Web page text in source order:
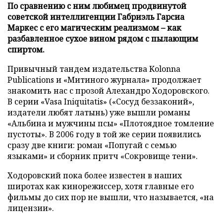
По сравнению с ним любимец продвинутой
советской интеллигенции Габриэль Гарсиа
Маркес с его магическим реализмом – как
разбавленное сухое вином рядом с пылающим
спиртом.
Привычный тандем издательства Kolonna
Publications и «Митиного журнала» продолжает
знакомить нас с прозой Алехандро Ходоровского.
В серии «Vasa Iniquitatis» («Сосуд беззаконий»,
издатели любят латынь) уже вышли романы
«Альбина и мужчины псы» «Плотоядное томление
пустоты». В 2006 году в той же серии появились
сразу две книги: роман «Попугай с семью
языками» и сборник притч «Сокровище тени».
Ходоровский пока более известен в наших
широтах как кинорежиссер, хотя главные его
фильмы до сих пор не вышли, что называется, «на
лицензии».